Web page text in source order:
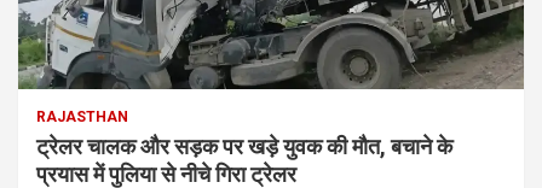
RAJASTHAN
ट्रेलर चालक और सड़क पर खड़े युवक की मौत, बचाने के
प्रयास में पुलिया से नीचे गिरा ट्रेलर